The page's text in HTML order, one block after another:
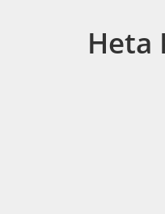
Heta